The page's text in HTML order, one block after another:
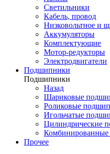
Светильники
Кабель, провод
Низковольтное и
Аккумуляторы
Комплектующие
Мотор-редукторы
Электродвигатели
Подшипники
Подшипники
Назад
Шариковые
Роликовые
Игольчатые
Цилиндрические
Прочее